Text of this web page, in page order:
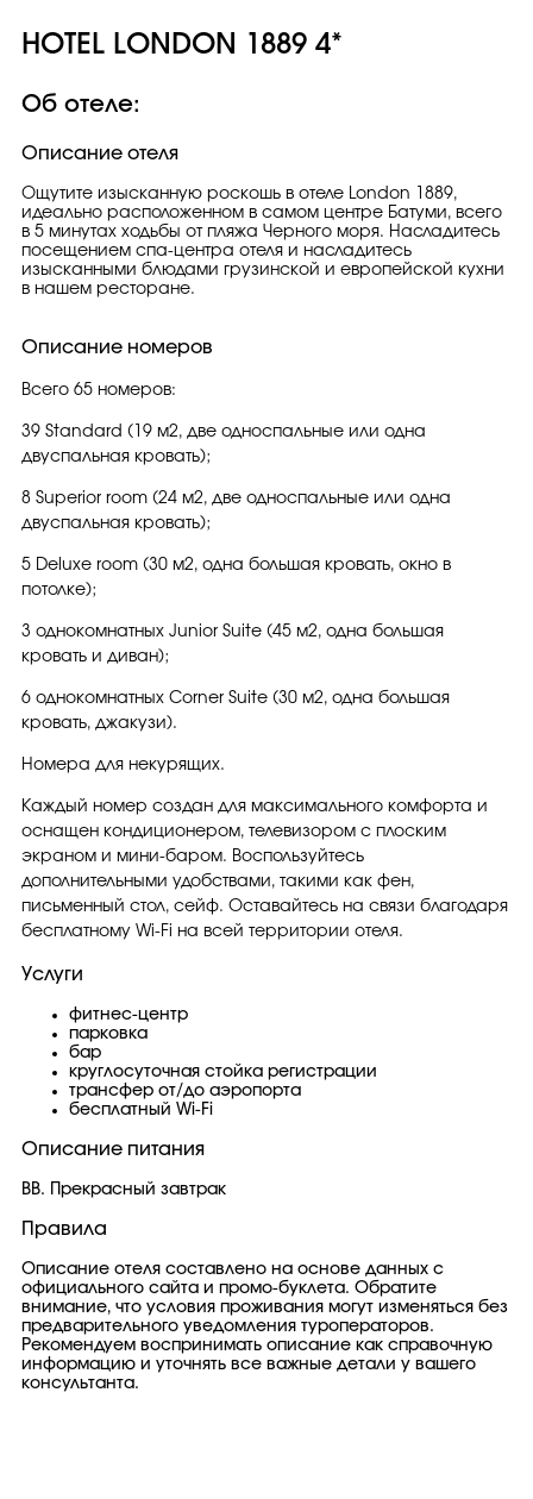
HOTEL LONDON 1889 4*
Об отеле:
Описание отеля
Ощутите изысканную роскошь в отеле London 1889,
идеально расположенном в самом центре Батуми, всего
в 5 минутах ходьбы от пляжа Черного моря. Насладитесь
посещением спа-центра отеля и насладитесь
изысканными блюдами грузинской и европейской кухни
в нашем ресторане.
Описание номеров
Всего 65 номеров:
39 Standard (19 м2, две односпальные или одна
двуспальная кровать);
8 Superior room (24 м2, две односпальные или одна
двуспальная кровать);
5 Deluxe room (30 м2, одна большая кровать, окно в
потолке);
3 однокомнатных Junior Suite (45 м2, одна большая
кровать и диван);
6 однокомнатных Corner Suite (30 м2, одна большая
кровать, джакузи).
Номера для некурящих.
Каждый номер создан для максимального комфорта и
оснащен кондиционером, телевизором с плоским
экраном и мини-баром. Воспользуйтесь
дополнительными удобствами, такими как фен,
письменный стол, сейф. Оставайтесь на связи благодаря
бесплатному Wi-Fi на всей территории отеля.
Услуги
фитнес-центр
парковка
бар
круглосуточная стойка регистрации
трансфер от/до аэропорта
бесплатный Wi-Fi
Описание питания
BB. Прекрасный завтрак
Правила
Описание отеля составлено на основе данных с
официального сайта и промо-буклета. Обратите
внимание, что условия проживания могут изменяться без
предварительного уведомления туроператоров.
Рекомендуем воспринимать описание как справочную
информацию и уточнять все важные детали у вашего
консультанта.